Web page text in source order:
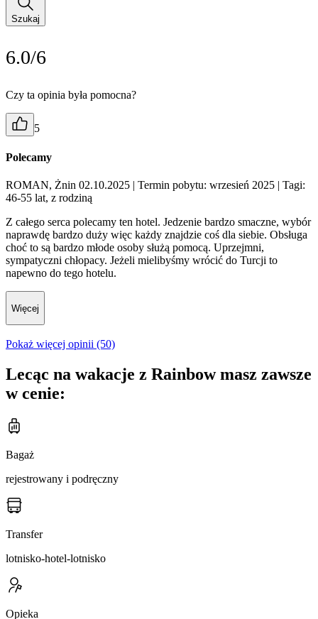
Szukaj
6.0/6
Czy ta opinia była pomocna?
5
Polecamy
ROMAN, Żnin 02.10.2025 | Termin pobytu: wrzesień 2025 | Tagi:
46-55 lat, z rodziną
Z całego serca polecamy ten hotel. Jedzenie bardzo smaczne, wybór
naprawdę bardzo duży więc każdy znajdzie coś dla siebie. Obsługa
choć to są bardzo młode osoby służą pomocą. Uprzejmni,
sympatyczni chłopacy. Jeżeli mielibyśmy wrócić do Turcji to
napewno do tego hotelu.
Więcej
Pokaż więcej opinii (50)
Lecąc na wakacje z Rainbow masz zawsze
w cenie:
Bagaż
rejestrowany i podręczny
Transfer
lotnisko-hotel-lotnisko
Opieka